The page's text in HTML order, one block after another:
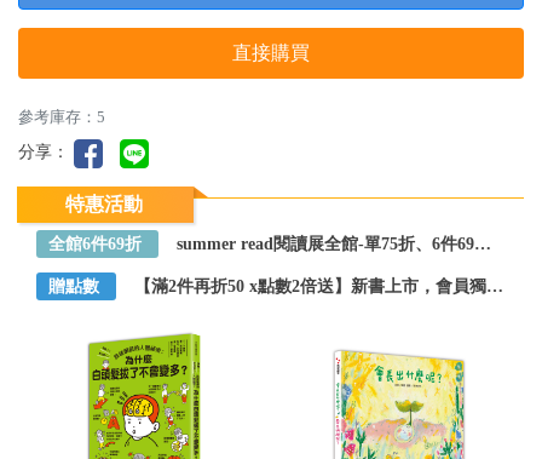
直接購買
參考庫存：5
分享：
特惠活動
全館6件69折 summer read閱讀展全館-單75折、6件69折～全館任選
贈點數 【滿2件再折50 x點數2倍送】新書上市，會員獨享好康